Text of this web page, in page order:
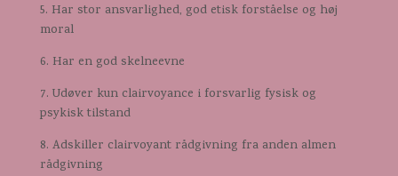
5. Har stor ansvarlighed, god etisk forståelse og høj
moral
6. Har en god skelneevne
7. Udøver kun clairvoyance i forsvarlig fysisk og
psykisk tilstand
8. Adskiller clairvoyant rådgivning fra anden almen
rådgivning